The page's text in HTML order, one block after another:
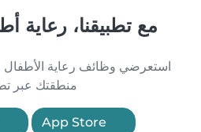
مع تطبيقنا، رعاية
استعرضي وظائف رعاية الأطفال
منطقتك عبر